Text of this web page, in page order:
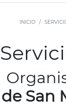
INICIO
de San